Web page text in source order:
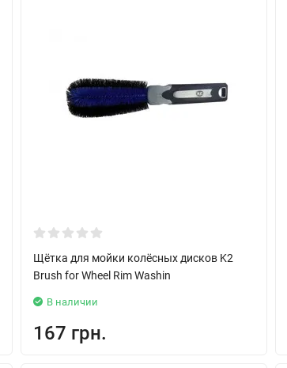
Щётка для мойки колёсных дисков K2
Brush for Wheel Rim Washin
В наличии
167 грн.